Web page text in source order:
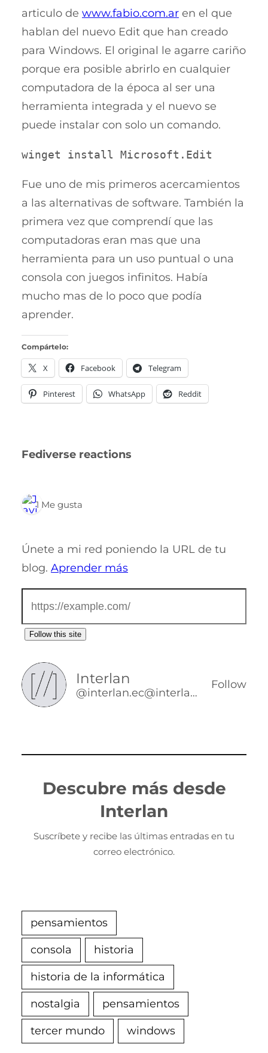
articulo de www.fabio.com.ar en el que
hablan del nuevo Edit que han creado
para Windows. El original le agarre cariño
porque era posible abrirlo en cualquier
computadora de la época al ser una
herramienta integrada y el nuevo se
puede instalar con solo un comando.
winget install Microsoft.Edit
Fue uno de mis primeros acercamientos
a las alternativas de software. También la
primera vez que comprendí que las
computadoras eran mas que una
herramienta para un uso puntual o una
consola con juegos infinitos. Había
mucho mas de lo poco que podía
aprender.
Compártelo:
X Facebook Telegram
Pinterest WhatsApp Reddit
Fediverse reactions
1 Me gusta
Únete a mi red poniendo la URL de tu
blog. Aprender más
Follow this site
Interlan
@interlan.ec@interlan.ec
Follow
Descubre más desde
Interlan
Suscríbete y recibe las últimas entradas en tu
correo electrónico.
pensamientos
consola historia
historia de la informática
nostalgia pensamientos
tercer mundo windows